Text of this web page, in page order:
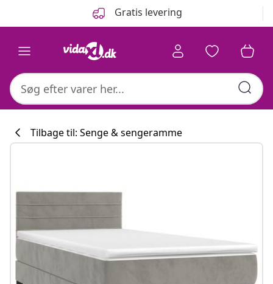
Gratis levering
#sharemevidaxl
Tilbage til: Senge & sengeramme